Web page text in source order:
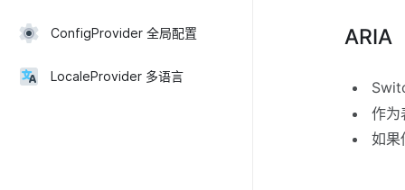
ConfigProvider 全局配置
LocaleProvider 多语言
ARIA
作为
如